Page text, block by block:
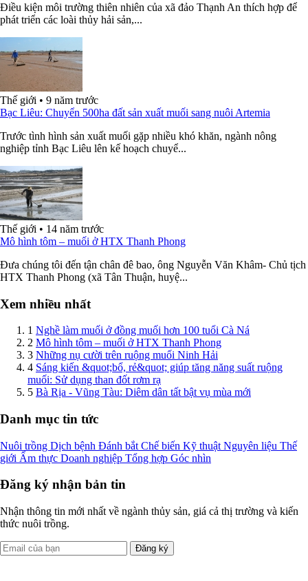
Điều kiện môi trường thiên nhiên của xã đảo Thạnh An thích hợp để
phát triển các loài thủy hải sản,...
Thế giới • 9 năm trước
Bạc Liêu: Chuyển 500ha đất sản xuất muối sang nuôi Artemia
Trước tình hình sản xuất muối gặp nhiều khó khăn, ngành nông
nghiệp tỉnh Bạc Liêu lên kế hoạch chuyể...
Thế giới • 14 năm trước
Mô hình tôm – muối ở HTX Thanh Phong
Đưa chúng tôi đến tận chân đê bao, ông Nguyễn Văn Khâm- Chủ tịch
HTX Thanh Phong (xã Tân Thuận, huyệ...
Xem nhiều nhất
1 Nghề làm muối ở đồng muối hơn 100 tuổi Cà Ná
2 Mô hình tôm – muối ở HTX Thanh Phong
3 Những nụ cười trên ruộng muối Ninh Hải
4 Sáng kiến &quot;bổ, rẻ&quot; giúp tăng năng suất ruộng
muối: Sử dụng than đốt rơm rạ
5 Bà Rịa - Vũng Tàu: Diêm dân tất bật vụ mùa mới
Danh mục tin tức
Nuôi trồng Dịch bệnh Đánh bắt Chế biến Kỹ thuật Nguyên liệu Thế
giới Ẩm thực Doanh nghiệp Tổng hợp Góc nhìn
Đăng ký nhận bản tin
Nhận thông tin mới nhất về ngành thủy sản, giá cả thị trường và kiến
thức nuôi trồng.
Đăng ký